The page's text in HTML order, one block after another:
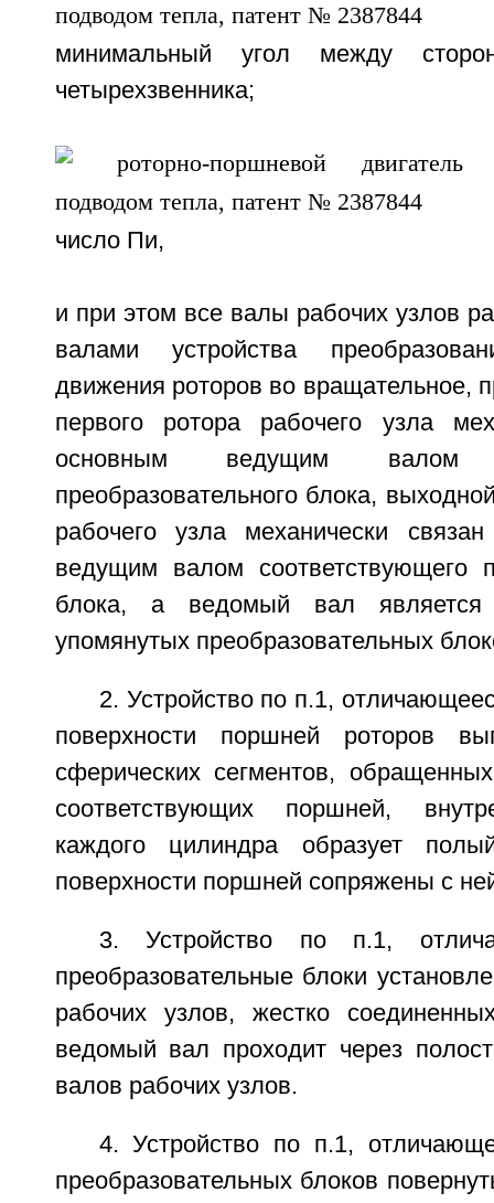
минимальный угол между
четырехзвенника;
число Пи,
и при этом все валы рабочих узлов
валами устройства
движения роторов во вращательное,
первого ротора рабочего узла
основным ведущим валом
преобразовательного блока,
рабочего узла механически
ведущим валом соответствующего
блока, а ведомый вал
упомянутых преобразовательных
2. Устройство по п.1,
поверхности поршней роторов
сферических сегментов,
соответствующих поршней,
каждого цилиндра образует
поверхности поршней сопряжены с
3. Устройство по п.1,
преобразовательные блоки
рабочих узлов, жестко
ведомый вал проходит через
валов рабочих узлов.
4. Устройство по п.1,
преобразовательных блоков